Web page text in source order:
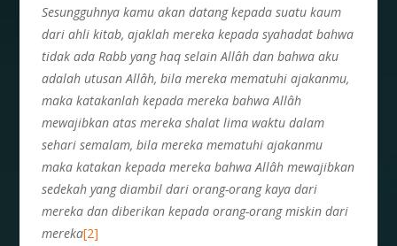
Sesungguhnya kamu akan datang kepada suatu kaum
dari ahli kitab, ajaklah mereka kepada syahadat bahwa
tidak ada Rabb yang haq selain Allâh dan bahwa aku
adalah utusan Allâh, bila mereka mematuhi ajakanmu,
maka katakanlah kepada mereka bahwa Allâh
mewajibkan atas mereka shalat lima waktu dalam
sehari semalam, bila mereka mematuhi ajakanmu
maka katakan kepada mereka bahwa Allâh mewajibkan
sedekah yang diambil dari orang-orang kaya dari
mereka dan diberikan kepada orang-orang miskin dari
mereka[2]